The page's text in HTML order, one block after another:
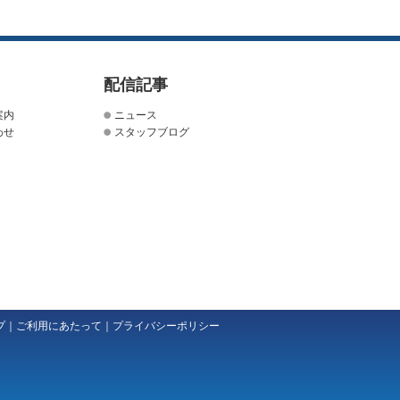
内
せ
配信記事
ニュース
スタッフブログ
｜ ご利用にあたって プライバシーポリシー